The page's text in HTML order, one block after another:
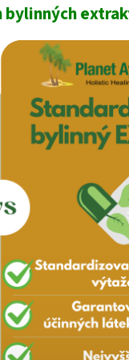
bylinných